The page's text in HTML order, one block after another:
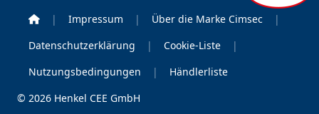
Home
| Impressum | Über die Marke Cimsec
|
Datenschutzerklärung
| Cookie-Liste
|
Nutzungsbedingungen
|
Händlerliste
© 2026 Henkel CEE GmbH